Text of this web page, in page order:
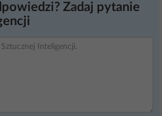
Zadaj pytanie